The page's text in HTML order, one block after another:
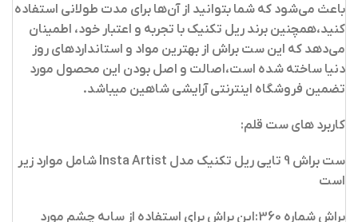
باعث می‌شود که شما بتوانید از آن‌ها برای مدت طولانی استفاده
کنید،همچنین برند ریل تکنیک با تجربه و اعتبار خود، اطمینان
می‌دهد که این ست براش از بهترین مواد و استانداردهای روز
دنیا ساخته شده است،اصالت و اصل بودن این محصول مورد
تضمین فروشگاه اینترنتی آرایشی شاهین میباشد.
کاربرد های ست قلم:
ست براش 9 تایی ریل تکنیک مدل Insta Artist شامل موارد زیر
است
براش شماره 360:این براش برای استفاده از سایه چشم مورد